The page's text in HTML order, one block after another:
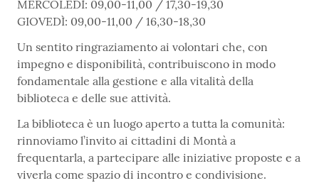
MERCOLEDÌ: 09,00-11,00 / 17,30-19,30
GIOVEDÌ: 09,00-11,00 / 16,30-18,30
Un sentito ringraziamento ai volontari che, con
impegno e disponibilità, contribuiscono in modo
fondamentale alla gestione e alla vitalità della
biblioteca e delle sue attività.
La biblioteca è un luogo aperto a tutta la comunità:
rinnoviamo l’invito ai cittadini di Montà a
frequentarla, a partecipare alle iniziative proposte e a
viverla come spazio di incontro e condivisione.